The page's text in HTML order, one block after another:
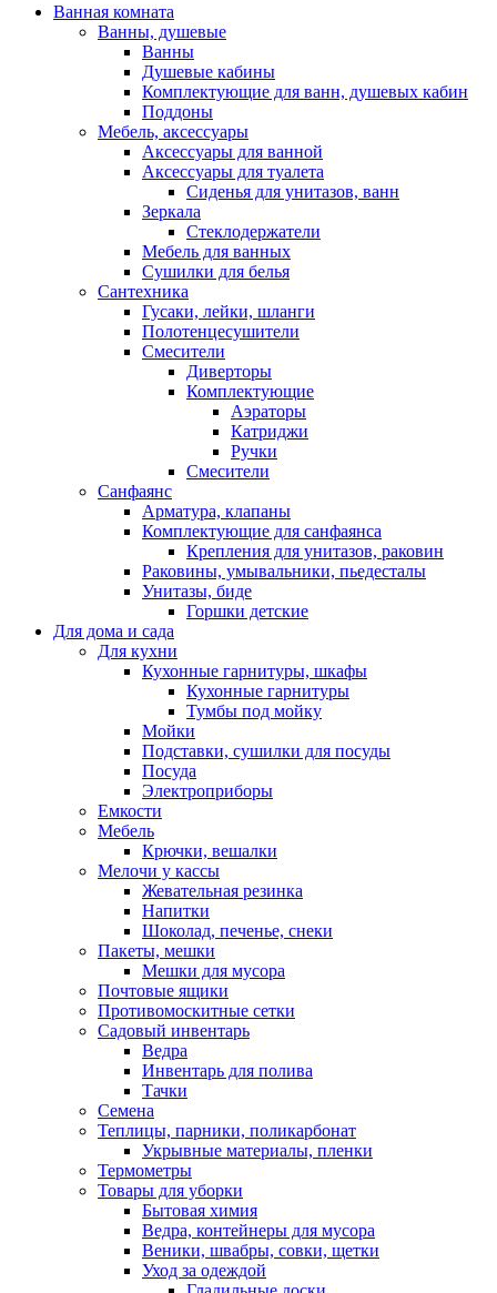
Ванная комната
Ванны, душевые
Ванны
Душевые кабины
Комплектующие для ванн, душевых кабин
Поддоны
Мебель, аксессуары
Аксессуары для ванной
Аксессуары для туалета
Сиденья для унитазов, ванн
Зеркала
Стеклодержатели
Мебель для ванных
Сушилки для белья
Сантехника
Гусаки, лейки, шланги
Полотенцесушители
Смесители
Диверторы
Комплектующие
Аэраторы
Катриджи
Ручки
Смесители
Санфаянс
Арматура, клапаны
Комплектующие для санфаянса
Крепления для унитазов, раковин
Раковины, умывальники, пьедесталы
Унитазы, биде
Горшки детские
Для дома и сада
Для кухни
Кухонные гарнитуры, шкафы
Кухонные гарнитуры
Тумбы под мойку
Мойки
Подставки, сушилки для посуды
Посуда
Электроприборы
Емкости
Мебель
Крючки, вешалки
Мелочи у кассы
Жевательная резинка
Напитки
Шоколад, печенье, снеки
Пакеты, мешки
Мешки для мусора
Почтовые ящики
Противомоскитные сетки
Садовый инвентарь
Ведра
Инвентарь для полива
Тачки
Семена
Теплицы, парники, поликарбонат
Укрывные материалы, пленки
Термометры
Товары для уборки
Бытовая химия
Ведра, контейнеры для мусора
Веники, швабры, совки, щетки
Уход за одеждой